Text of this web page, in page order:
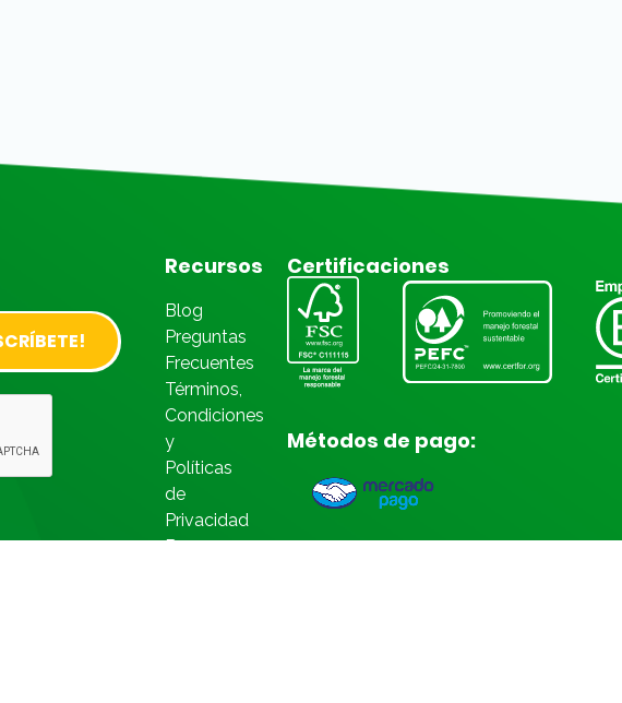
Recursos
Blog
Preguntas
Frecuentes
Términos,
Condiciones
y
Políticas
de
Privacidad
Bases
Certificaciones
Métodos de pago: